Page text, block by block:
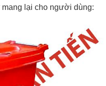
lại cho người dùng: